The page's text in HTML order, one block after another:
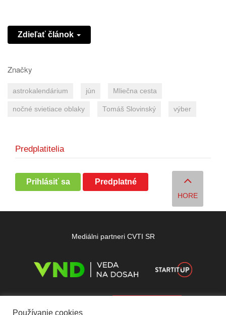
Zdieľať článok
Značky
astrokalendárium jún Mliečna cesta
nočné svietiace oblaky Tomáš Slovinský výber
Predplatitelia
Prihlásiť sa Predplatné
HORE
Mediálni partneri CVTI SR
Používanie cookies